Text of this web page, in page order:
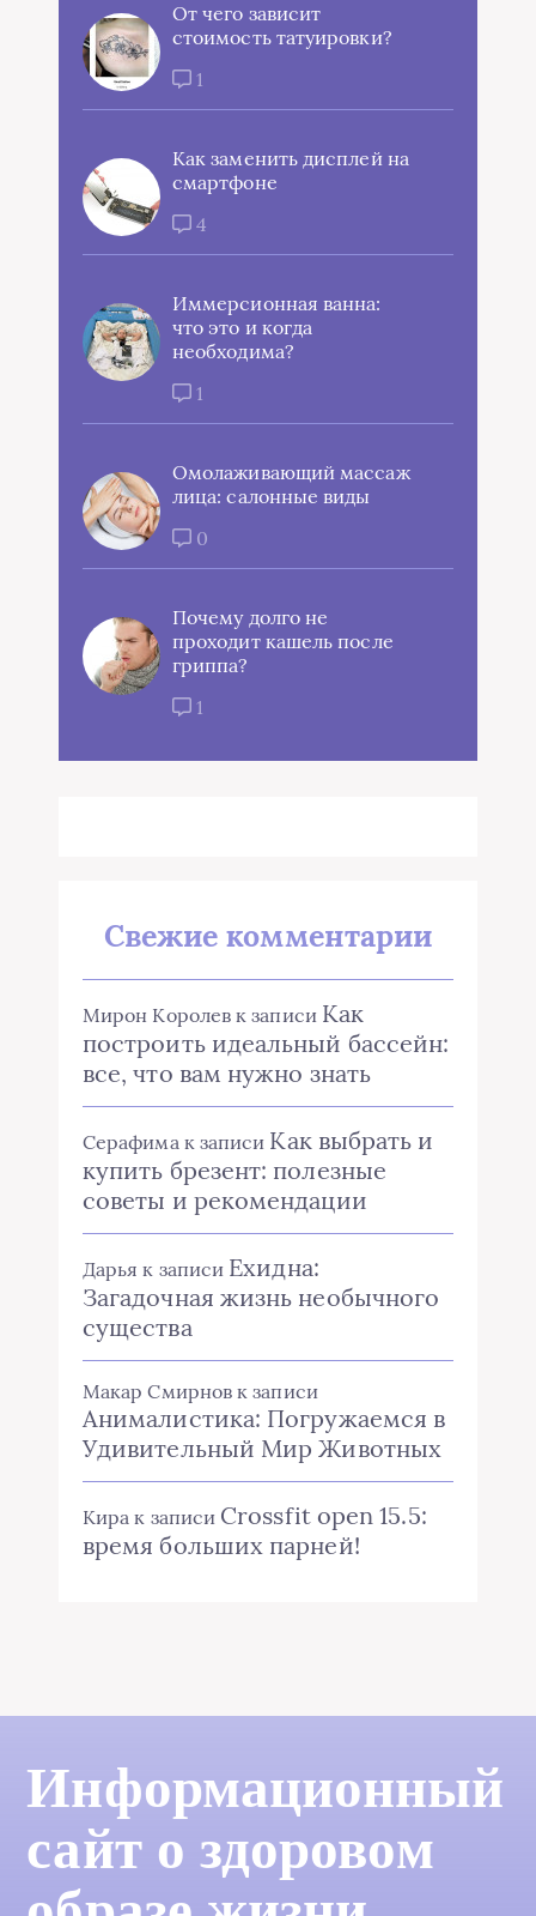
От чего зависит
стоимость татуировки?
1
Как заменить дисплей на
смартфоне
4
Иммерсионная ванна:
что это и когда
необходима?
1
Омолаживающий массаж
лица: салонные виды
0
Почему долго не
проходит кашель после
гриппа?
1
Свежие комментарии
Мирон Королев к записи Как
построить идеальный бассейн:
все, что вам нужно знать
Серафимак записи Как выбрать и
купить брезент: полезные
советы и рекомендации
Дарья к записи Ехидна:
Загадочная жизнь необычного
существа
Макар Смирнов к записи
Анималистика: Погружаемся в
Удивительный Мир Животных
Кира к записи Crossfit open 15.5:
время больших парней!
Информационный
сайт о здоровом